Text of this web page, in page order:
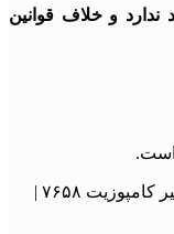
ندارد و خلاف قوانین
است.
اولین کسی باشید که دیدگاهی می نویسد “ونیر کامپوزیت ۷۶۵۸ |